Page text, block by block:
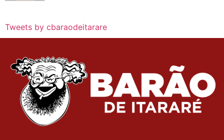
Tweets by cbaraodeitarare